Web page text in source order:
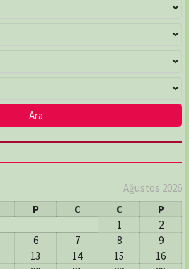
23 Nısan Caddesi No:82
Ağustos 2026
P C C
P
1
2
6 7 8
9
13 14 15
16